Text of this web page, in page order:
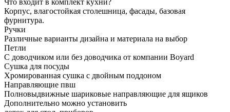
Корпус, влагостойкая столешница, фасады, базовая
фурнитура.
Ручки
Различные варианты дизайна и материала на выбор
Петли
С доводчиком или без доводчика от компании Boyard
Сушка для посуды
Хромированная сушка с двойным поддоном
Направляющие пвш
Полновыдвижные шариковые направляющие для ящиков
Дополнительно можно установить